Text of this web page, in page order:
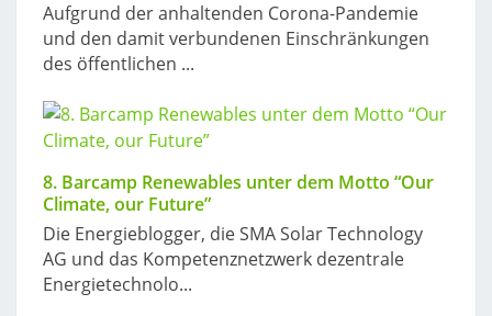
Aufgrund der anhaltenden Corona-Pandemie
und den damit verbundenen Einschränkungen
des öffentlichen ...
8. Barcamp Renewables unter dem Motto “Our
Climate, our Future”
Die Energieblogger, die SMA Solar Technology
AG und das Kompetenznetzwerk dezentrale
Energietechnolo...